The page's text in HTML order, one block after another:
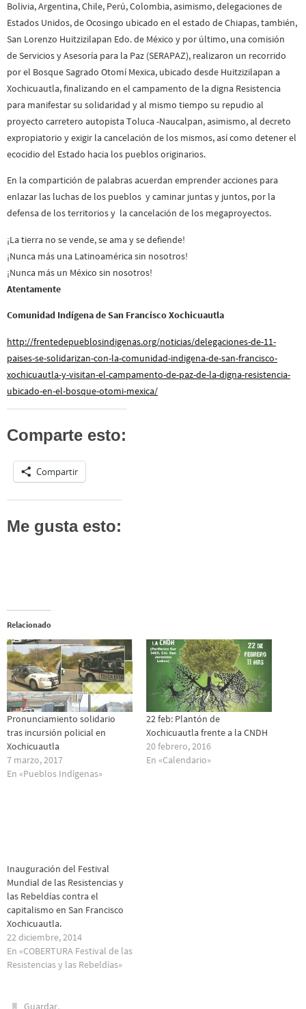
Bolivia, Argentina, Chile, Perú, Colombia, asimismo, delegaciones de
Estados Unidos, de Ocosingo ubicado en el estado de Chiapas, también,
San Lorenzo Huitzizilapan Edo. de México y por último, una comisión
de Servicios y Asesoría para la Paz (SERAPAZ), realizaron un recorrido
por el Bosque Sagrado Otomí Mexica, ubicado desde Huitzizilapan a
Xochicuautla, finalizando en el campamento de la digna Resistencia
para manifestar su solidaridad y al mismo tiempo su repudio al
proyecto carretero autopista Toluca -Naucalpan, asimismo, al decreto
expropiatorio y exigir la cancelación de los mismos, así como detener el
ecocidio del Estado hacia los pueblos originarios.
En la compartición de palabras acuerdan emprender acciones para
enlazar las luchas de los pueblos y caminar juntas y juntos, por la
defensa de los territorios y la cancelación de los megaproyectos.
¡La tierra no se vende, se ama y se defiende!
¡Nunca más una Latinoamérica sin nosotros!
¡Nunca más un México sin nosotros!
Atentamente
Comunidad Indígena de San Francisco Xochicuautla
http://frentedepueblosindigenas.org/noticias/delegaciones-de-11-
paises-se-solidarizan-con-la-comunidad-indigena-de-san-francisco-
xochicuautla-y-visitan-el-campamento-de-paz-de-la-digna-resistencia-
ubicado-en-el-bosque-otomi-mexica/
Comparte esto:
Compartir
Me gusta esto:
Relacionado
Pronunciamiento solidario
tras incursión policial en
Xochicuautla
7 marzo, 2017
En «Pueblos Indí­genas»
22 feb: Plantón de
Xochicuautla frente a la CNDH
20 febrero, 2016
En «Calendario»
Inauguración del Festival
Mundial de las Resistencias y
las Rebeldías contra el
capitalismo en San Francisco
Xochicuautla.
22 diciembre, 2014
En «COBERTURA Festival de las
Resistencias y las R‬ebeldías»
Guardar.